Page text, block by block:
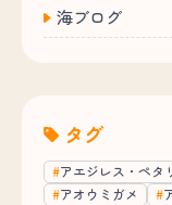
海ブログ
タグ
アエジレス・ペタ
アオウミガメ